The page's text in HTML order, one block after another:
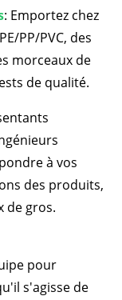
: Emportez chez
PP/PVC, des
morceaux de
de qualité.
à vos
des produits,
de gros.
pour
s'agisse de